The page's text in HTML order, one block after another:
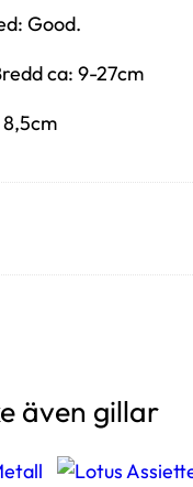
Good.
ca: 9-27cm
även gillar